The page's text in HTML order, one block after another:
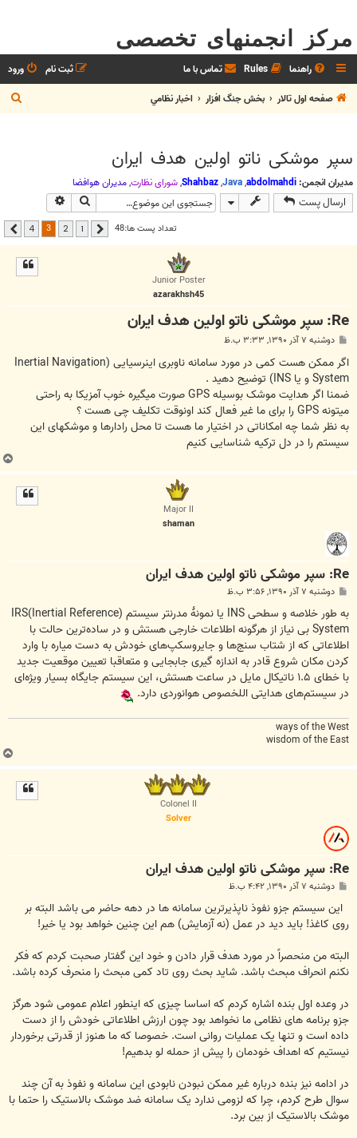
مرکز انجمنهای تخصصی
راهنما Rules تماس با ما ورود
ثبت نام
صفحه اول تالار
بخش جنگ افزار اخبار نظامي
ج
س
سپر موشکی ناتو اولین هدف ایران
مدیران انجمن: abdolmahdi
,
Java
,
Shahbaz
,شوراي نظارت,مديران هوافضا
ارسال پست جستجو
تعداد پست ها:48 قبلی 2
3
4 بعدی
Junior Poster
azarakhsh45
Re: سپر موشکی ناتو اولین هدف ایران
پ
ت
دوشنبه ۷ آذر ۱۳۹۰, ۳:۳۳ ب.ظ
اگر ممکن هست کمی در مورد سامانه ناوبری اینرسیایی (Inertial Navigation
System و یا INS) توضیح دهید .
ضمنا اگر هدایت موشک بوسیله GPS صورت میگیره خوب آمزیکا به راحتی
میتونه GPS را برای ما غیر فعال کند اونوقت تکلیف چی هست ؟
به نظر شما چه امکاناتی در اختیار ما هست تا محل رادارها و موشکهای این
سیستم را در دل ترکیه شناسایی کنیم
ب
ا
Major II
shaman
Re: سپر موشکی ناتو اولین هدف ایران
پ
ت
دوشنبه ۷ آذر ۱۳۹۰, ۳:۵۶ ب.ظ
به طور خلاصه و سطحی INS یا نمونهٔ مدرنتر سیستم (IRS(Inertial Reference
System بی‌ نیاز از هرگونه اطلاعات خارجی‌ هستش و در ساده‌ترین حالت با
اطلاعاتی‌ که از شتاب سنج‌ها و جایروسکپ‌های خودش به دست میاره با وارد
کردن مکان شروع قادر به اندازه گیری جابجایی‌ و متعاقبا تعیین موقعیت جدید
با خطای ۱.۵ ناتیکال مایل در ساعت هستش، این سیستم جایگاه بسیار ویژه‌ای
در سیستم‌های هدایتی‌ اللخصوص هوانوردی دارد.
ways of the West
wisdom of the East
ب
ا
Colonel II
Solver
Re: سپر موشکی ناتو اولین هدف ایران
پ
ت
دوشنبه ۷ آذر ۱۳۹۰, ۴:۴۲ ب.ظ
این سیستم جزو نفوذ ناپذیرترین سامانه ها در دهه حاضر می باشد البته بر
روی کاغذ! باید دید در عمل (نه آزمایش) هم این چنین خواهد بود یا خیر!
البته من منحصراً در مورد هدف قرار دادن و خود این گفتار صحبت کردم که فکر
نکنم انحراف مبحث باشد. شاید بحث روی تاد کمی مبحث را منحرف کرده باشد.
در وعده اول بنده اشاره کردم که اساسا چیزی که اینطور اعلام عمومی شود هرگز
جزو برنامه های نظامی ما نخواهد بود چون ارزش اطلاعاتی خودش را از دست
داده است و تنها یک عملیات روانی است. خصوصا که ما هنوز از قدرتی برخوردار
نیستیم که اهداف خودمان را پیش از حمله لو بدهیم!
در ادامه نیز بنده درباره غیر ممکن نبودن نابودی این سامانه و نفوذ به آن چند
سوال طرح کردم، چرا که لزومی ندارد یک سامانه ضد موشک بالاستیک را حتما با
موشک بالاستیک از بین برد.